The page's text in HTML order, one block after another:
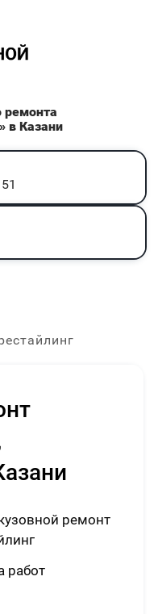
ремонта
в Казани
ремонт
работ